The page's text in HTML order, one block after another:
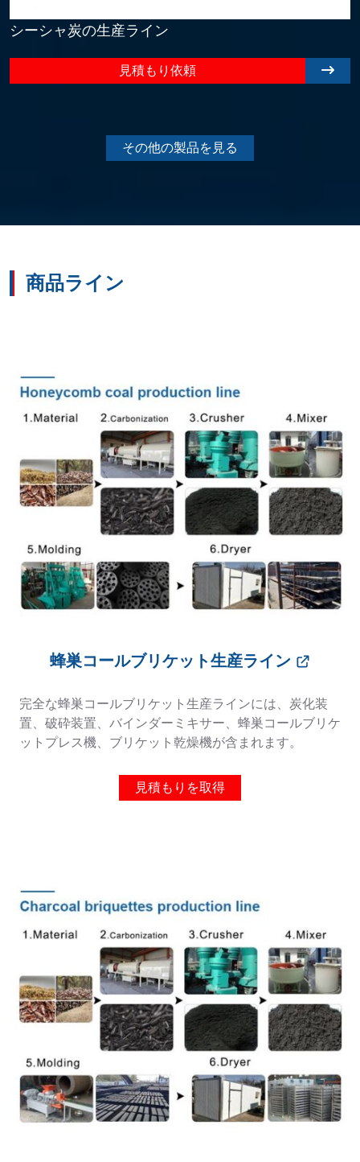
シーシャ炭の生産ライン
見積もり依頼
その他の製品を見る
商品ライン
蜂巣コールブリケット生産ライン
完全な蜂巣コールブリケット生産ラインには、炭化装
置、破砕装置、バインダーミキサー、蜂巣コールブリケ
ットプレス機、ブリケット乾燥機が含まれます。
見積もりを取得